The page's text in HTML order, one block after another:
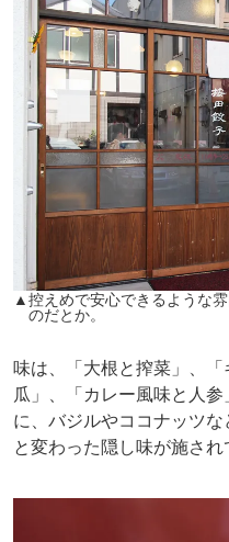
▲控えめで安心できるような
のだとか。
味は、「大根と搾菜」、
瓜」、「カレー風味と人
に、バジルやココナッツ
と変わった隠し味が施され